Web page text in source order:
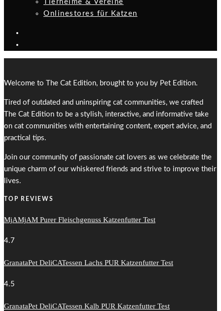
Tierheime & Vereine
Onlinestores für Katzen
Welcome to The Cat Edition, brought to you by Pet Edition.
Tired of outdated and uninspiring cat communities, we crafted
The Cat Edition to be a stylish, interactive, and informative take
on cat communities with entertaining content, expert advice, and
practical tips.
Join our community of passionate cat lovers as we celebrate the
unique charm of our whiskered friends and strive to improve their
lives.
TOP REVIEWS
MjAMjAM Purer Fleischgenuss Katzenfutter Test
4.7
GranataPet DeliCATessen Lachs PUR Katzenfutter Test
4.5
GranataPet DeliCATessen Kalb PUR Katzenfutter Test